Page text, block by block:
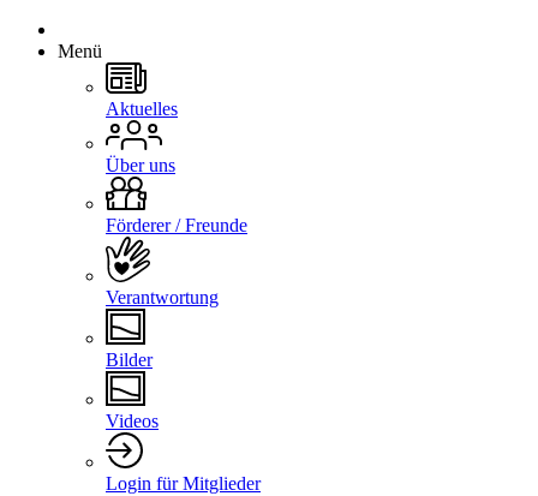
Menü
Aktuelles
Über uns
Förderer / Freunde
Verantwortung
Bilder
Videos
Login für Mitglieder